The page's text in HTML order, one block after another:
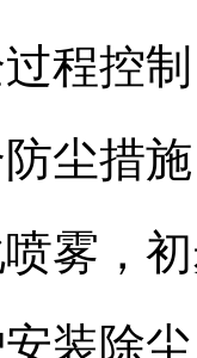
程控
尘措
雾，
装除